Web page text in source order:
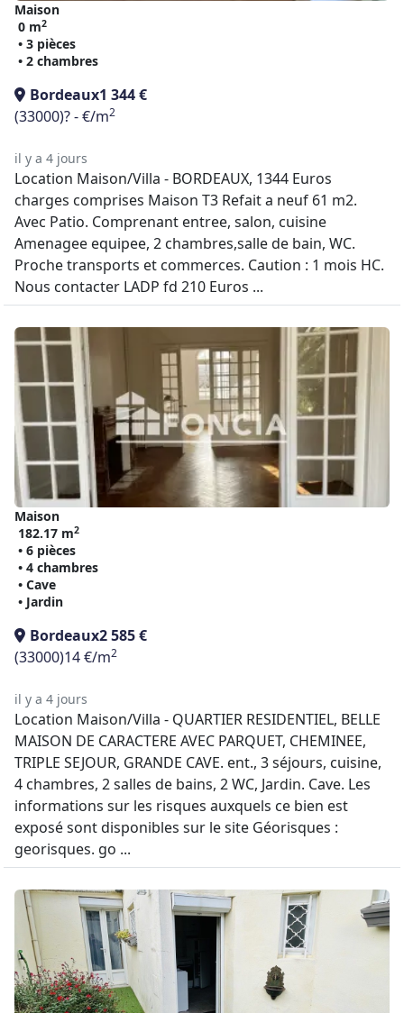
Maison
0 m2
• 3 pièces
• 2 chambres
Bordeaux1 344 €
(33000)? - €/m2
il y a 4 jours
Location Maison/Villa - BORDEAUX, 1344 Euros
charges comprises Maison T3 Refait a neuf 61 m2.
Avec Patio. Comprenant entree, salon, cuisine
Amenagee equipee, 2 chambres,salle de bain, WC.
Proche transports et commerces. Caution : 1 mois HC.
Nous contacter LADP fd 210 Euros ...
Maison
182.17 m2
• 6 pièces
• 4 chambres
• Cave
• Jardin
Bordeaux2 585 €
(33000)14 €/m2
il y a 4 jours
Location Maison/Villa - QUARTIER RESIDENTIEL, BELLE
MAISON DE CARACTERE AVEC PARQUET, CHEMINEE,
TRIPLE SEJOUR, GRANDE CAVE. ent., 3 séjours, cuisine,
4 chambres, 2 salles de bains, 2 WC, Jardin. Cave. Les
informations sur les risques auxquels ce bien est
exposé sont disponibles sur le site Géorisques :
georisques. go ...